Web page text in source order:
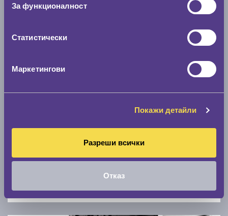
За функционалност
Статистически
Маркетингови
Покажи детайли
Разреши всички
Отказ